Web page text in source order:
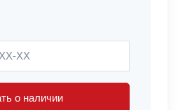
о наличии